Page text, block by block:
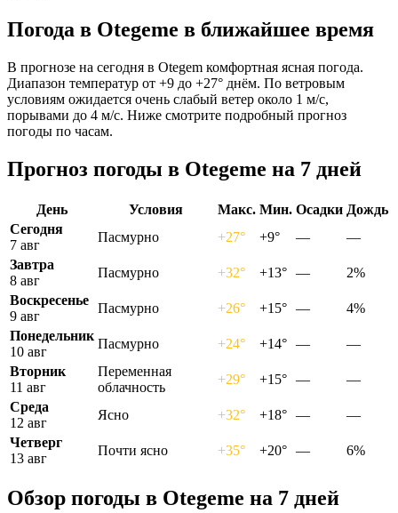
Погода в Otegemе в ближайшее время
В прогнозе на сегодня в Otegem комфортная ясная погода.
Диапазон температур от +9 до +27° днём. По ветровым
условиям ожидается очень слабый ветер около 1 м/с,
порывами до 4 м/с. Ниже смотрите подробный прогноз
погоды по часам.
Прогноз погоды в Otegemе на 7 дней
День Условия Макс. Мин. Осадки Дождь
Сегодня
7 авг
Пасмурно +27° +9° —
—
Завтра
8 авг
Пасмурно +32° +13° —
2%
Воскресенье
9 авг
Пасмурно +26° +15° —
4%
Понедельник
10 авг
Пасмурно +24° +14° —
—
Вторник
11 авг
Переменная
облачность
+29° +15° —
—
Среда
12 авг
Ясно +32° +18° —
—
Четверг
13 авг
Почти ясно +35° +20° — 6%
Обзор погоды в Otegemе на 7 дней